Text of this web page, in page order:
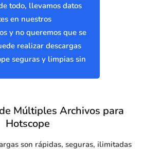
todo, llevamos datos
en nuestros
y no queremos que se
realizar descargas
seguras y limpias sin
Múltiples Archivos para
Hotscope
son rápidas, seguras, ilimitadas